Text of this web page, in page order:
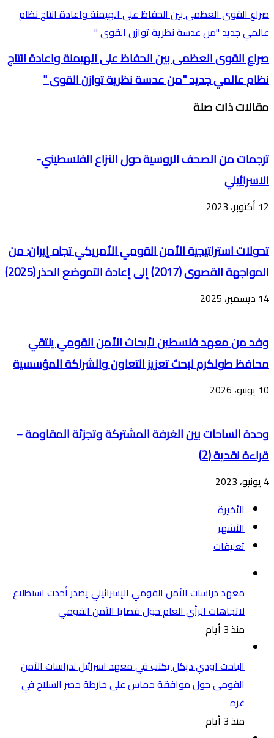
صراع القوى العظمى بين الحفاظ على الهيمنة واعادة انتاج نظام
عالمي جديد "من عدسة نظرية توازن القوى "
صراع القوى العظمى بين الحفاظ على الهيمنة واعادة انتاج
نظام عالمي جديد "من عدسة نظرية توازن القوى "
مقالات ذات صلة
ترجمات من الصحف الروسية حول النزاع الفلسطيني-
الاسرائيلي
12 أكتوبر، 2023
تحولات استراتيجية الأمن القومي الأمريكي تجاه إيران: من
المواجهة القصوى (2017) إلى إعادة التموضع الحذر (2025)
14 ديسمبر، 2025
وفد من معهد فلسطين لأبحاث الأمن القومي يلتقي
محافظ طولكرم لبحث تعزيز التعاون والشراكة المؤسسية
10 يونيو، 2026
وحدة الساحات بين الغرفة المشتركة وتجزئة المقاومة –
قراءة نقدية (2)
4 يونيو، 2023
الأخيرة
الأشهر
تعليقات
معهد دراسات الأمن القومي الإسرائيلي يصدر أحدث استطلاع
لاتجاهات الرأي العام حول قضايا الأمن القومي
منذ 3 أيام
الباحث اودي ديكل يكتب في معهد اسرائيل لدراسات الأمن
القومي حول موافقة حماس على خارطة حصر السلاح في
غزة
منذ 3 أيام